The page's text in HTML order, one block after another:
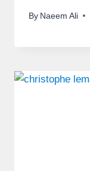
By Naeem Ali